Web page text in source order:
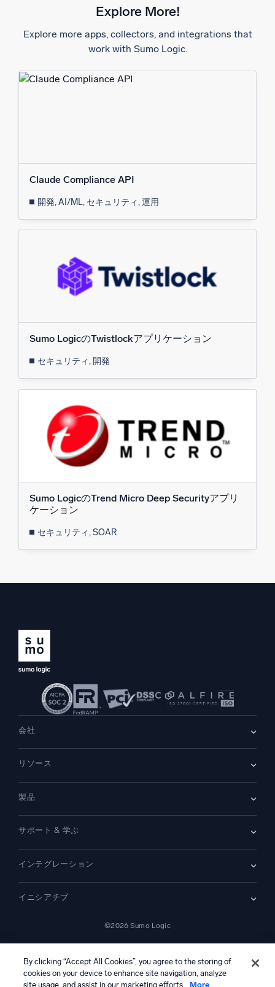
Explore More!
Explore more apps, collectors, and integrations that
work with Sumo Logic.
Claude Compliance API
開発, AI/ML, セキュリティ, 運用
Sumo LogicのTwistlockアプリケーション
セキュリティ, 開発
Sumo LogicのTrend Micro Deep Securityアプリ
ケーション
セキュリティ, SOAR
会社
採用情報
リーダーシップ
ニュースルーム
お問い合わせ
リソース
顧客事例
デモ
製品
SIEM
セキュリティ用ログ
監視とトラブルシューティング
比較
サポート & 学ぶ
コミュニティ
サポート
プラットフォームステータス
インテグレーション
Amazon S3 監査
PCI コンプライアンス
すべて表示
イニシアチブ
デジタル顧客体験
ツール統合
©2026 Sumo Logic
—
カリフォルニア州プライバシー通知 AI への指示日本語
By clicking “Accept All Cookies”, you agree to the storing of
cookies on your device to enhance site navigation, analyze
site usage, and assist in our marketing efforts.
More